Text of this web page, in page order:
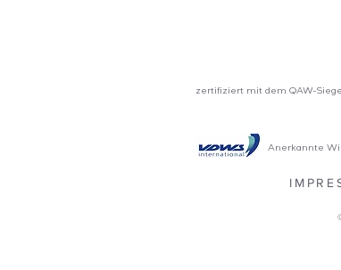
zertifiziert mit dem QAW-Siegel
Anerkannte